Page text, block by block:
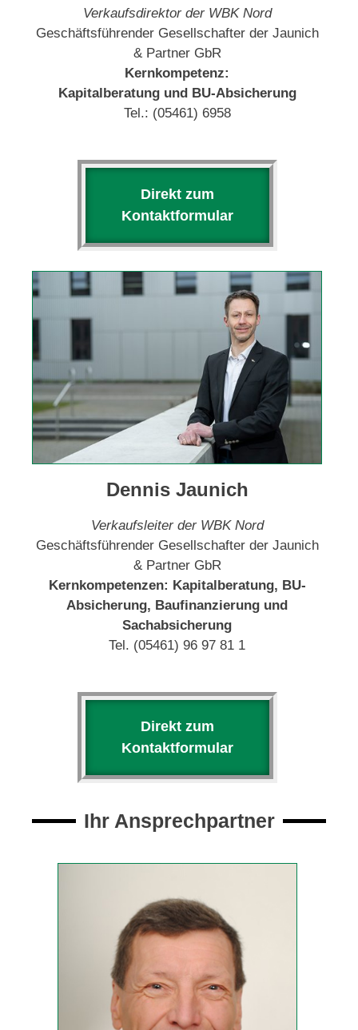
Verkaufsdirektor der WBK Nord
Geschäftsführender Gesellschafter der Jaunich
& Partner GbR
Kernkompetenz:
Kapitalberatung und BU-Absicherung
Tel.: (05461) 6958
Direkt zum
Kontaktformular
Dennis Jaunich
Verkaufsleiter der WBK Nord
Geschäftsführender Gesellschafter der Jaunich
& Partner GbR
Kernkompetenzen: Kapitalberatung, BU-
Absicherung, Baufinanzierung und
Sachabsicherung
Tel. (05461) 96 97 81 1
Direkt zum
Kontaktformular
Ihr Ansprechpartner